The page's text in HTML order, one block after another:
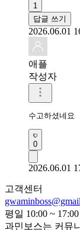
1
답글 쓰기
2026.06.01
애플
작성자
수고하셨네요
0
2026.06.01
고객센터
평일 10:00 ~
과민보스는 커뮤